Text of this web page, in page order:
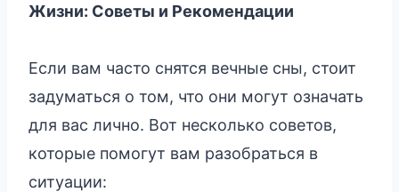
Жизни: Советы и Рекомендации
Если вам часто снятся вечные сны, стоит
задуматься о том, что они могут означать
для вас лично. Вот несколько советов,
которые помогут вам разобраться в
ситуации: